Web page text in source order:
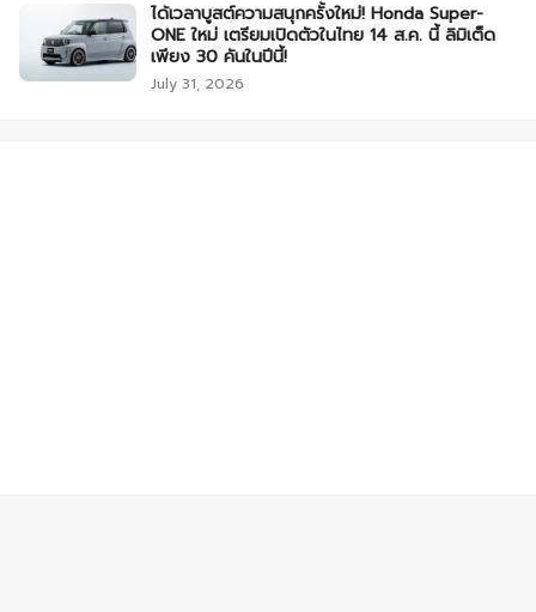
ได้เวลาบูสต์ความสนุกครั้งใหม่! Honda Super-
ONE ใหม่ เตรียมเปิดตัวในไทย 14 ส.ค. นี้ ลิมิเต็ด
เพียง 30 คันในปีนี้!
July 31, 2026